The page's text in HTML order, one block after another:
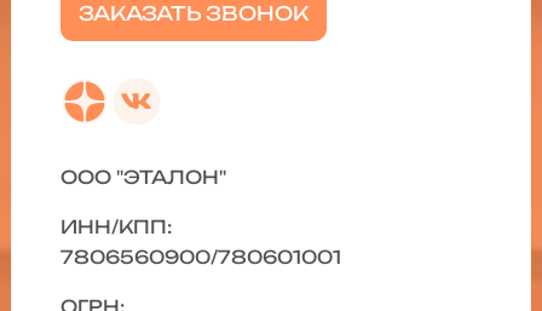
ЗАКАЗАТЬ ЗВОНОК
ООО "ЭТАЛОН"
ИНН/КПП:
7806560900/780601001